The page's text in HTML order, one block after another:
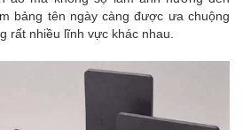
bảng tên ngày càng được ưa chuộng
rất nhiều lĩnh vực khác nhau.